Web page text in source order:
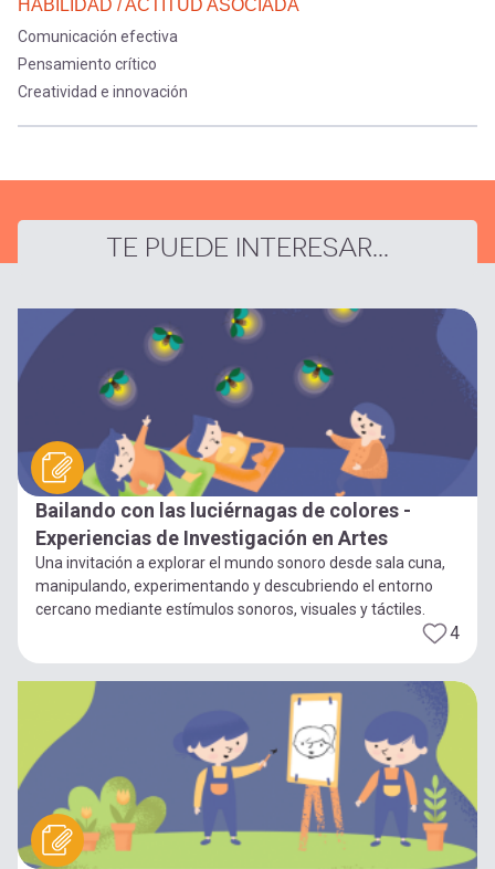
HABILIDAD / ACTITUD ASOCIADA
Comunicación efectiva
Pensamiento crítico
Creatividad e innovación
TE PUEDE INTERESAR...
Bailando con las luciérnagas de colores -
Experiencias de Investigación en Artes
Una invitación a explorar el mundo sonoro desde sala cuna,
manipulando, experimentando y descubriendo el entorno
cercano mediante estímulos sonoros, visuales y táctiles.
4